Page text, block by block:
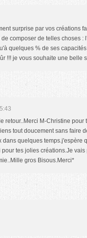
surprise par vos créations
composer de telles choses
quelques % de ses
!!! je vous souhaite une belle
retour..Merci M-Christine pour
tout doucement sans faire
dans quelques temps.j'espère
tes jolies créations.Je
gros Bisous.Merci*